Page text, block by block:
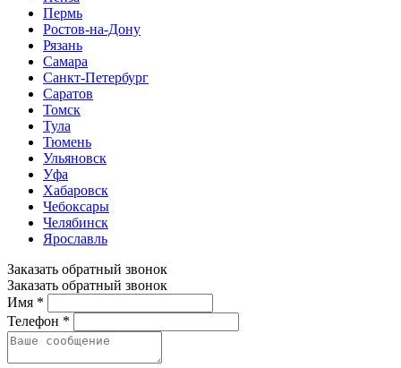
Пермь
Ростов-на-Дону
Рязань
Самара
Санкт-Петербург
Саратов
Томск
Тула
Тюмень
Ульяновск
Уфа
Хабаровск
Чебоксары
Челябинск
Ярославль
Заказать обратный звонок
Заказать обратный звонок
Имя *
Телефон *